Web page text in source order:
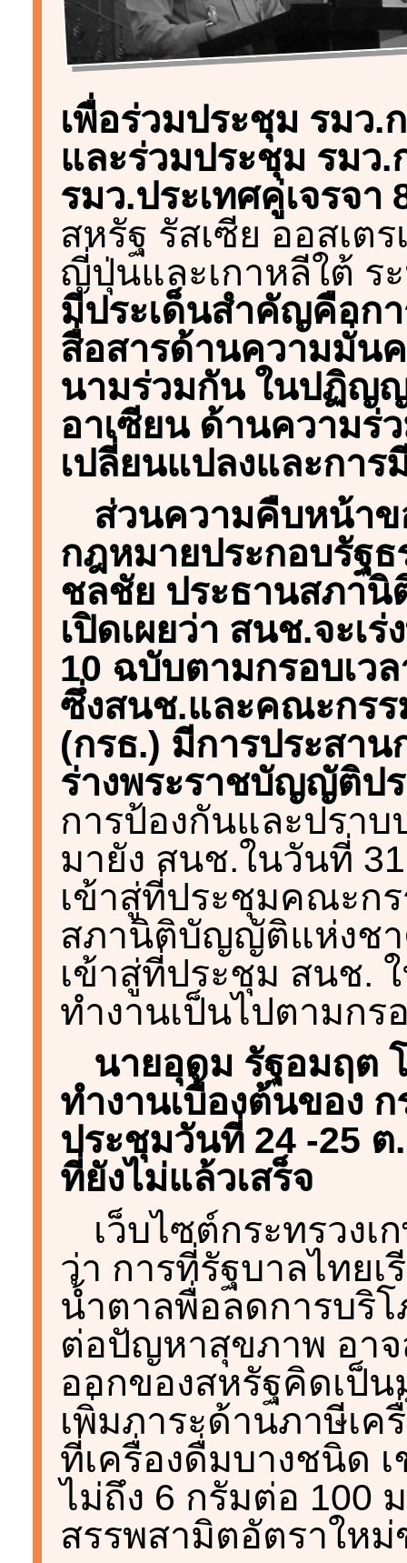
เพื่อร่วมประชุม รมว.
และร่วมประชุม รมว
รมว.ประเทศคู่เจรจา
สหรัฐ รัสเซีย ออสเต
ญี่ปุ่นและเกาหลีใต้ ร
มีประเด็นสำคัญคือก
สื่อสารด้านความมั่น
นามร่วมกัน ในปฏิญ
อาเซียน ด้านความร่
เปลี่ยนแปลงและการ
ส่วนความคืบหน้าข
กฎหมายประกอบรัฐ
ชลชัย ประธานสภา
เปิดเผยว่า สนช.จะเ
10 ฉบับตามกรอบเว
ซึ่งสนช.และคณะกรร
(กรธ.) มีการประสาน
ร่างพระราชบัญญัติป
การป้องกันและปรา
มายัง สนช.ในวันที่
เข้าสู่ที่ประชุมคณะก
สภานิติบัญญัติแห่งชา
เข้าสู่ที่ประชุม สนช.
ทำงานเป็นไปตามกร
นายอุดม รัฐอมฤต
ทำงานเบื้องต้นของ
ประชุมวันที่ 24 -25
ที่ยังไม่แล้วเสร็จ
เว็บไซต์กระทรวงเ
ว่า การที่รัฐบาลไทย
น้ำตาลพื่อลดการบริ
ต่อปัญหาสุขภาพ อาจ
ออกของสหรัฐคิดเป็
เพิ่มภาระด้านภาษีเ
ที่เครื่องดื่มบางชนิด
ไม่ถึง 6 กรัมต่อ 100
สรรพสามิตอัตราใหม่